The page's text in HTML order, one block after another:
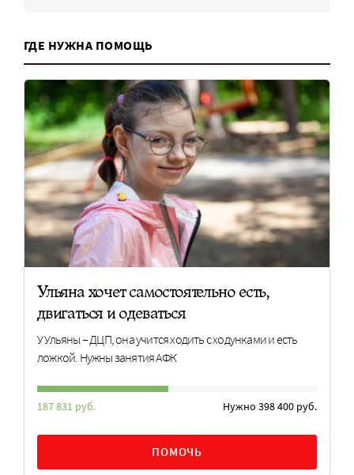
ГДЕ НУЖНА ПОМОЩЬ
Ульяна хочет самостоятельно есть,
двигаться и одеваться
У Ульяны – ДЦП, она учится ходить с ходунками и есть
ложкой. Нужны занятия АФК
187 831 руб. Нужно 398 400 руб.
ПОМОЧЬ